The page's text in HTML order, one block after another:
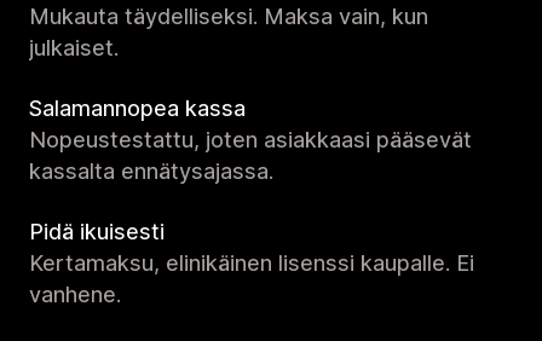
Mukauta täydelliseksi. Maksa vain, kun
julkaiset.
Salamannopea kassa
Nopeustestattu, joten asiakkaasi pääsevät
kassalta ennätysajassa.
Pidä ikuisesti
Kertamaksu, elinikäinen lisenssi kaupalle. Ei
vanhene.